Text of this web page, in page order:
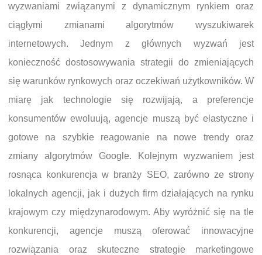
wyzwaniami związanymi z dynamicznym rynkiem oraz
ciągłymi zmianami algorytmów wyszukiwarek
internetowych. Jednym z głównych wyzwań jest
konieczność dostosowywania strategii do zmieniających
się warunków rynkowych oraz oczekiwań użytkowników. W
miarę jak technologie się rozwijają, a preferencje
konsumentów ewoluują, agencje muszą być elastyczne i
gotowe na szybkie reagowanie na nowe trendy oraz
zmiany algorytmów Google. Kolejnym wyzwaniem jest
rosnąca konkurencja w branży SEO, zarówno ze strony
lokalnych agencji, jak i dużych firm działających na rynku
krajowym czy międzynarodowym. Aby wyróżnić się na tle
konkurencji, agencje muszą oferować innowacyjne
rozwiązania oraz skuteczne strategie marketingowe